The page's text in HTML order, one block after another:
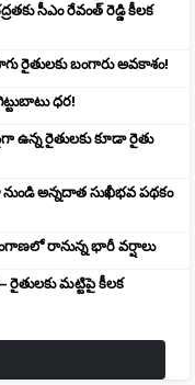
సీఎం రేవంత్ రెడ్డి కీలక
రైతులకు బంగారు అవకాశం!
ధర!
ఉన్న రైతులకు కూడా రైతు
అన్నదాత సుఖీభవ పథకం
రానున్న భారీ వర్షాలు
మట్టిపై కీలక